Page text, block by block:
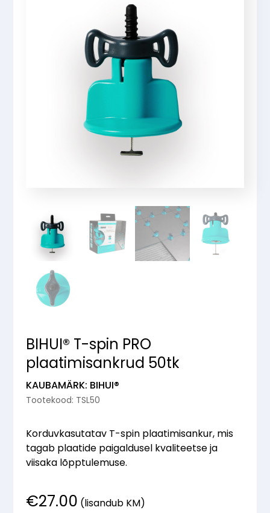
BIHUI® T-spin PRO
plaatimisankrud 50tk
KAUBAMÄRK: BIHUI®
Tootekood: TSL50
Korduvkasutatav T-spin plaatimisankur, mis
tagab plaatide paigaldusel kvaliteetse ja
viisaka lõpptulemuse.
€27.00 (lisandub KM)